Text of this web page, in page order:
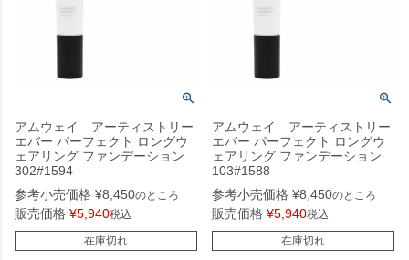
アムウェイ アーティストリー
エバー パーフェクト ロングウ
ェアリング ファンデーション
302#1594
参考小売価格 ¥8,450のところ
販売価格 ¥5,940税込
在庫切れ
アムウェイ アーティストリー
エバー パーフェクト ロングウ
ェアリング ファンデーション
103#1588
参考小売価格 ¥8,450のところ
販売価格 ¥5,940税込
在庫切れ